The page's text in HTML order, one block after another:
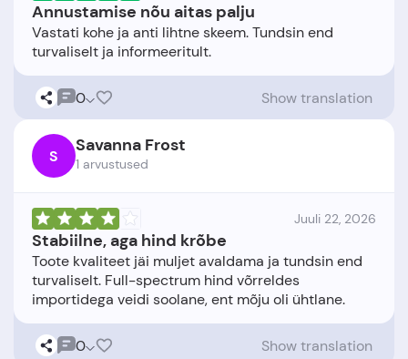
Annustamise nõu aitas palju
Vastati kohe ja anti lihtne skeem. Tundsin end
0 Show translation
S Savanna Frost
1 arvustused
Juuli 22, 2026
Stabiilne, aga hind krõbe
Toote kvaliteet jäi muljet avaldama ja tundsin end
turvaliselt. Full-spectrum hind võrreldes
0 Show translation